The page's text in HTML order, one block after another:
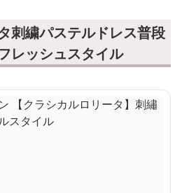
刺繍パステルドレス普段
レッシュスタイル